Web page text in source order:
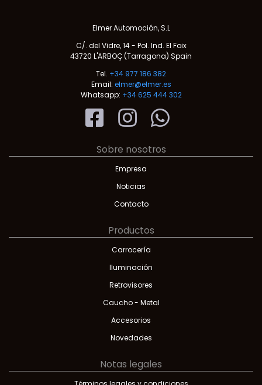
Elmer Automoción, S.L
C/. del Vidre, 14 - Pol. Ind. El Foix
43720 L'ARBOÇ (Tarragona) Spain
Tel. +34 977 186 382
Email: elmer@elmer.es
Whatsapp: +34 625 444 302
Sobre nosotros
Empresa
Noticias
Contacto
Productos
Carrocería
Iluminación
Retrovisores
Caucho - Metal
Accesorios
Novedades
Notas legales